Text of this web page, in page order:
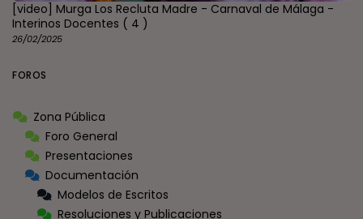
[video] Murga Los Recluta Madre - Carnaval de Málaga -
Interinos Docentes ( 4 )
26/02/2025
FOROS
Zona Pública
Foro General
Presentaciones
Documentación
Modelos de Escritos
Resoluciones y Publicaciones